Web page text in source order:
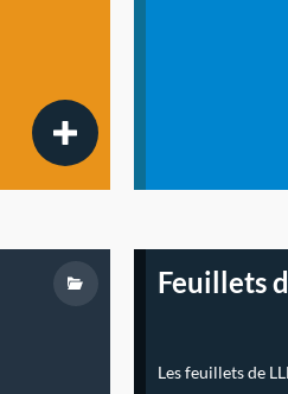
Feuillets
Les feuillets de